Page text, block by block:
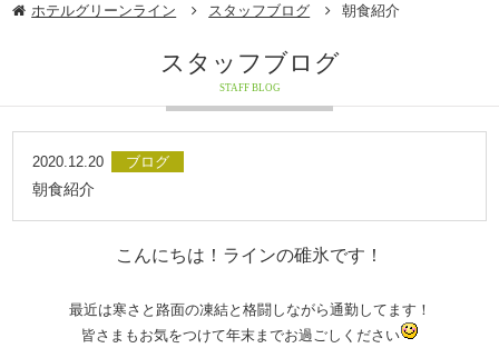
ホテルグリーンライン スタッフブログ 朝食紹介
スタッフブログ
STAFF BLOG
2020.12.20 ブログ
朝食紹介
こんにちは！ラインの碓氷です！
最近は寒さと路面の凍結と格闘しながら通勤してます！
皆さまもお気をつけて年末までお過ごしください